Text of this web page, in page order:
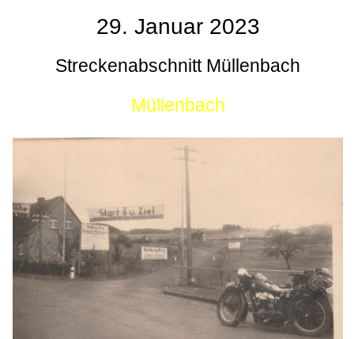
29. Januar 2023
Streckenabschnitt Müllenbach
Müllenbach